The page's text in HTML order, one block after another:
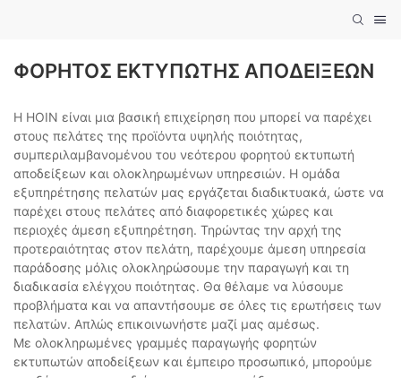
ΦΟΡΗΤΌΣ ΕΚΤΥΠΩΤΉΣ ΑΠΟΔΕΊΞΕΩΝ
Η HOIN είναι μια βασική επιχείρηση που μπορεί να παρέχει
στους πελάτες της προϊόντα υψηλής ποιότητας,
συμπεριλαμβανομένου του νεότερου φορητού εκτυπωτή
αποδείξεων και ολοκληρωμένων υπηρεσιών. Η ομάδα
εξυπηρέτησης πελατών μας εργάζεται διαδικτυακά, ώστε να
παρέχει στους πελάτες από διαφορετικές χώρες και
περιοχές άμεση εξυπηρέτηση. Τηρώντας την αρχή της
προτεραιότητας στον πελάτη, παρέχουμε άμεση υπηρεσία
παράδοσης μόλις ολοκληρώσουμε την παραγωγή και τη
διαδικασία ελέγχου ποιότητας. Θα θέλαμε να λύσουμε
προβλήματα και να απαντήσουμε σε όλες τις ερωτήσεις των
πελατών. Απλώς επικοινωνήστε μαζί μας αμέσως.
Με ολοκληρωμένες γραμμές παραγωγής φορητών
εκτυπωτών αποδείξεων και έμπειρο προσωπικό, μπορούμε